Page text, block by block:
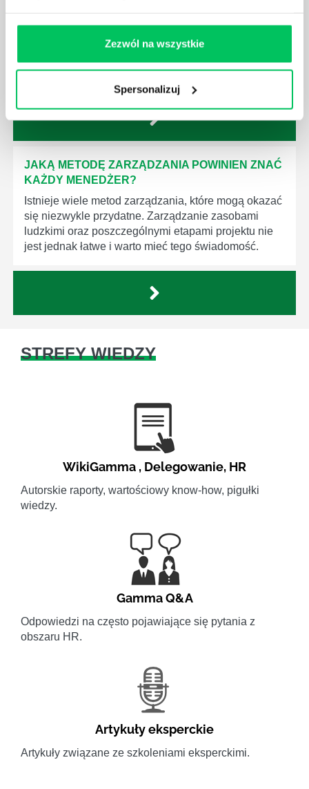
Zezwól na wszystkie
Spersonalizuj
Menedżer to niezwykle ważne stanowisko w każdej
firmie. Osoba je pełniąca jest w pełni odpowiedzialna
działu.
JAKĄ METODĘ ZARZĄDZANIA POWINIEN ZNAĆ
KAŻDY MENEDŻER?
Istnieje wiele metod zarządzania, które mogą okazać
się niezwykle przydatne. Zarządzanie zasobami
ludzkimi oraz poszczególnymi etapami projektu nie
jest jednak łatwe i warto mieć tego świadomość.
STREFY WIEDZY
WikiGamma , Delegowanie, HR
Autorskie raporty, wartościowy know-how, pigułki
wiedzy.
Gamma Q&A
Odpowiedzi na często pojawiające się pytania z
obszaru HR.
Artykuły eksperckie
Artykuły związane ze szkoleniami eksperckimi.